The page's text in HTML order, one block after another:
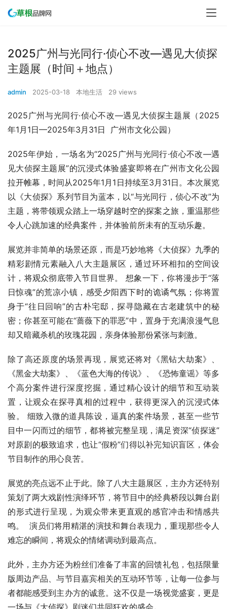
2025广州与光同行·侦心不改—遇见大侦探
主题展（时间＋地点）
admin 2025-03-18 本地生活 29 views
2025广州与光同行·侦心不改—遇见大侦探主题展（2025
年1月1日—2025年3月31日  广州市文化公园）
2025年伊始，一场名为“2025广州与光同行·侦心不改—遇
见大侦探主题展”的沉浸式体验盛宴即将在广州市文化公园
拉开帷幕，时间从2025年1月1日持续至3月31日。本次展览
以《大侦探》系列节目为蓝本，以“与光同行，侦心不改”为
主题，将带领观众踏上一场穿越时空的探案之旅，重温那些
令人心跳加速的经典案件，并体验前所未有的互动乐趣。
展览并非简单的场景还原，而是巧妙地将《大侦探》九季的
精彩剧情元素融入八大主题展区，通过环环相扣的空间设
计，将观众彻底带入节目世界。 想象一下，你将漫步于“落
日惊魂”的荒凉小镇，感受夕阳西下时的诡谲气氛；你将置
身于“往日回响”的古朴宅邸，探寻隐藏在古老建筑中的秘
密；你甚至可能在“蔷薇下的罪恶”中，置身于充满浪漫气息
却又暗藏杀机的玫瑰花园，亲身体验那份紧张与刺激。
除了高还原度的场景再现，展览还将对《黑钻大劫案》、
《黑金大劫案》、《蓝色大海的传说》、《恐怖童谣》等多
个高分案件进行深度挖掘，通过精心设计的细节和互动装
置，让观众在探寻真相的过程中，获得更深入的沉浸式体
验。 细致入微的道具陈设，逼真的案件场景，甚至一些节
目中一闪而过的细节，都将被完整呈现，满足资深“侦探迷”
对原剧的极致追求，也让“假粉”们得以补完知识盲区，体会
节目制作的用心良苦。
展览的亮点远不止于此。除了八大主题展区，主办方还特别
策划了两大戏剧性演绎环节，将节目中的经典桥段以舞台剧
的形式进行呈现，为观众带来更直观的感官冲击和情感共
鸣。  演员们将用精湛的演技和舞台表现力，重现那些令人
难忘的瞬间，将观众的情绪调动到最高点。
此外，主办方还为粉丝们准备了丰富的回馈礼包，包括限量
版周边产品、与节目嘉宾相关的互动环节等，让每一位参与
者都能感受到主办方的诚意。这不仅是一场视觉盛宴，更是
一场与《大侦探》剧迷们共同狂欢的盛会。